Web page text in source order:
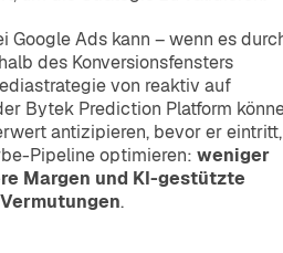
Google Ads kann – wenn es
des Konversionsfensters
von reaktiv auf
Bytek Prediction Platform
antizipieren, bevor er eintritt,
Pipeline optimieren: weniger
Margen und KI-gestützte
.